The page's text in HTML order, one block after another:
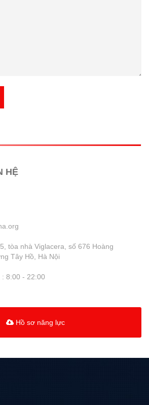
HỆ
tòa nhà Viglacera, số 676 Hoàng
Tây Hồ, Hà Nội
8:00 - 22:00
Hồ sơ năng lực